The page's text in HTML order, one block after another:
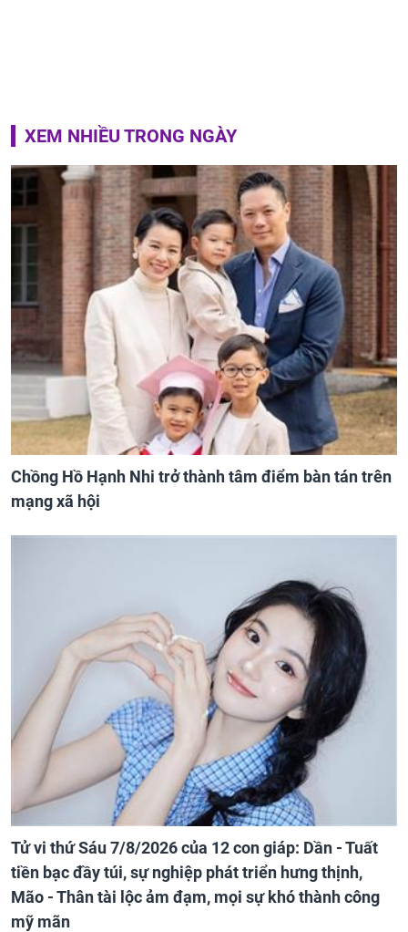
XEM NHIỀU TRONG NGÀY
Chồng Hồ Hạnh Nhi trở thành tâm điểm bàn tán trên
mạng xã hội
Tử vi thứ Sáu 7/8/2026 của 12 con giáp: Dần - Tuất
tiền bạc đầy túi, sự nghiệp phát triển hưng thịnh,
Mão - Thân tài lộc ảm đạm, mọi sự khó thành công
mỹ mãn